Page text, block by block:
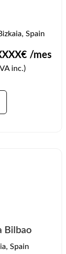
Spain
€ /mes
inc.)
Bilbao
Spain